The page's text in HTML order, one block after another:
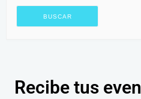
Recibe tus